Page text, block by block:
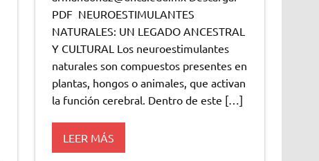
PDF NEUROESTIMULANTES
NATURALES: UN LEGADO ANCESTRAL
Y CULTURAL Los neuroestimulantes
naturales son compuestos presentes en
plantas, hongos o animales, que activan
la función cerebral. Dentro de este […]
LEER MÁS